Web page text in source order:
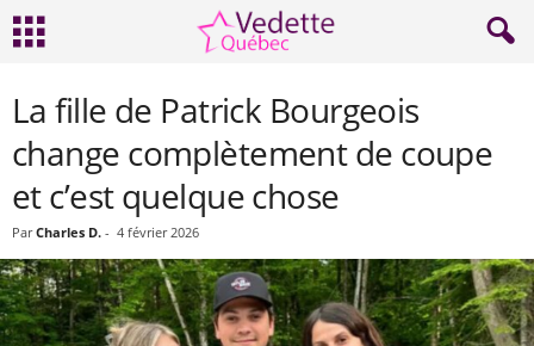
La fille de Patrick Bourgeois
change complètement de coupe
et c’est quelque chose
Par Charles D. - 4 février 2026